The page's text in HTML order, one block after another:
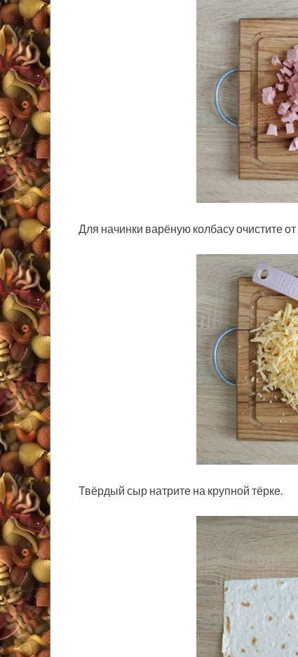
Для начинки варёную колбасу очистите
Твёрдый сыр натрите на крупной тёрке.